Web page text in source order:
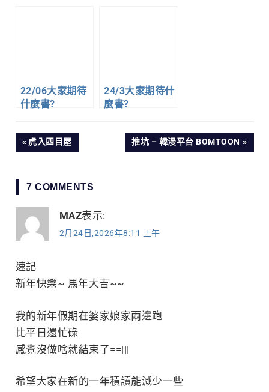
22/06大家期待
什麼書?
24/3大家期待什
麼書?
文
導
覽
PREVIOUS
POST:
虎入四目屋
NEXT
POST:
推坑 – 韓漫平台 BOMTOON
7 COMMENTS
MAZ表示:
2月24日,2026年8:11 上午
速記
新年快樂~ 馬年大吉~~
我的新年假期在婆家娘家兩邊跑
比平日還忙碌
感覺沒做啥就結束了==|||
希望大家在新的一年積讀能減少一些